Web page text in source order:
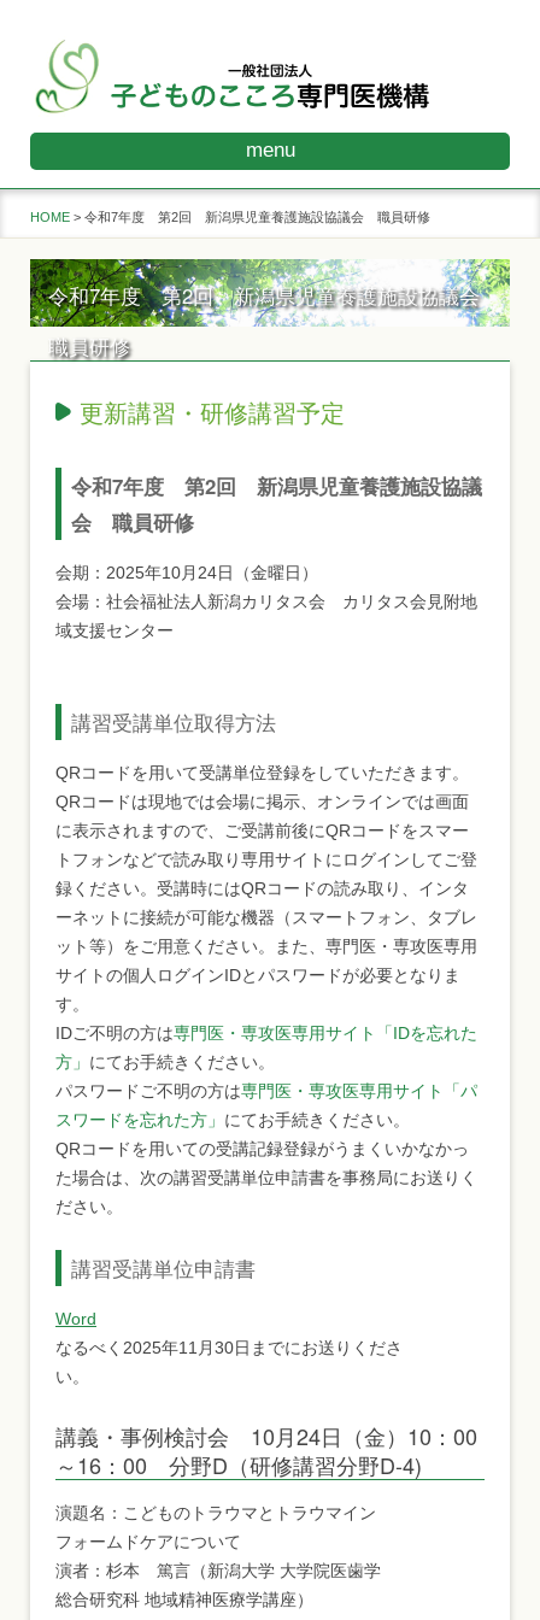
menu
HOME 令和7年度 第2回 新潟県児童養護施設協議会 職員研修
令和7年度 第2回 新潟県児童養護施設協議会
職員研修
更新講習・研修講習予定
令和7年度 第2回 新潟県児童養護施設協議
会 職員研修
会期：2025年10月24日（金曜日）
会場：社会福祉法人新潟カリタス会 カリタス会見附地
域支援センター
講習受講単位取得方法
QRコードを用いて受講単位登録をしていただきます。
QRコードは現地では会場に掲示、オンラインでは画面
に表示されますので、ご受講前後にQRコードをスマー
トフォンなどで読み取り専用サイトにログインしてご登
録ください。受講時にはQRコードの読み取り、インタ
ーネットに接続が可能な機器（スマートフォン、タブレ
ット等）をご用意ください。また、専門医・専攻医専用
サイトの個人ログインIDとパスワードが必要となりま
す。
IDご不明の方は専門医・専攻医専用サイト「IDを忘れた
方」 にてお手続きください。
パスワードご不明の方は専門医・専攻医専用サイト「パ
スワードを忘れた方」 にてお手続きください。
QRコードを用いての受講記録登録がうまくいかなかっ
た場合は、次の講習受講単位申請書を事務局にお送りく
ださい。
講習受講単位申請書
Word
なるべく2025年11月30日までにお送りくださ
い。
講義・事例検討会 10月24日（金）10：00
～16：00 分野D（研修講習分野D-4)
演題名：こどものトラウマとトラウマイン
フォームドケアについて
演者：杉本 篤言（新潟大学 大学院医歯学
総合研究科 地域精神医療学講座）